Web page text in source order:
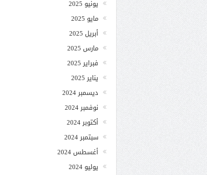
يونيو 2025
مايو 2025
أبريل 2025
مارس 2025
فبراير 2025
يناير 2025
ديسمبر 2024
نوفمبر 2024
أكتوبر 2024
سبتمبر 2024
أغسطس 2024
يوليو 2024